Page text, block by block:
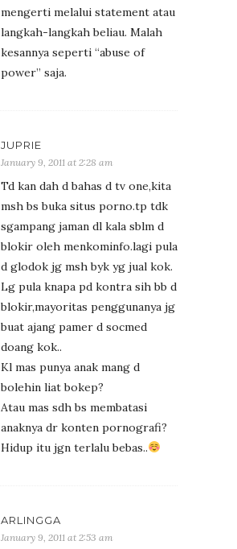
mengerti melalui statement atau
langkah-langkah beliau. Malah
kesannya seperti “abuse of
power” saja.
JUPRIE
January 9, 2011 at 2:28 am
Td kan dah d bahas d tv one,kita
msh bs buka situs porno.tp tdk
sgampang jaman dl kala sblm d
blokir oleh menkominfo.lagi pula
d glodok jg msh byk yg jual kok.
Lg pula knapa pd kontra sih bb d
blokir,mayoritas penggunanya jg
buat ajang pamer d socmed
doang kok..
Kl mas punya anak mang d
bolehin liat bokep?
Atau mas sdh bs membatasi
anaknya dr konten pornografi?
Hidup itu jgn terlalu bebas..
ARLINGGA
January 9, 2011 at 2:53 am